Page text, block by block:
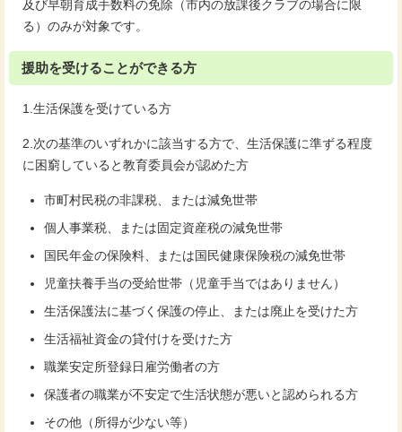
及び早朝育成手数料の免除（市内の放課後クラブの場合に限
る）のみが対象です。
援助を受けることができる方
1.生活保護を受けている方
2.次の基準のいずれかに該当する方で、生活保護に準ずる程度
に困窮していると教育委員会が認めた方
市町村民税の非課税、または減免世帯
個人事業税、または固定資産税の減免世帯
国民年金の保険料、または国民健康保険税の減免世帯
児童扶養手当の受給世帯（児童手当ではありません）
生活保護法に基づく保護の停止、または廃止を受けた方
生活福祉資金の貸付けを受けた方
職業安定所登録日雇労働者の方
保護者の職業が不安定で生活状態が悪いと認められる方
その他（所得が少ない等）